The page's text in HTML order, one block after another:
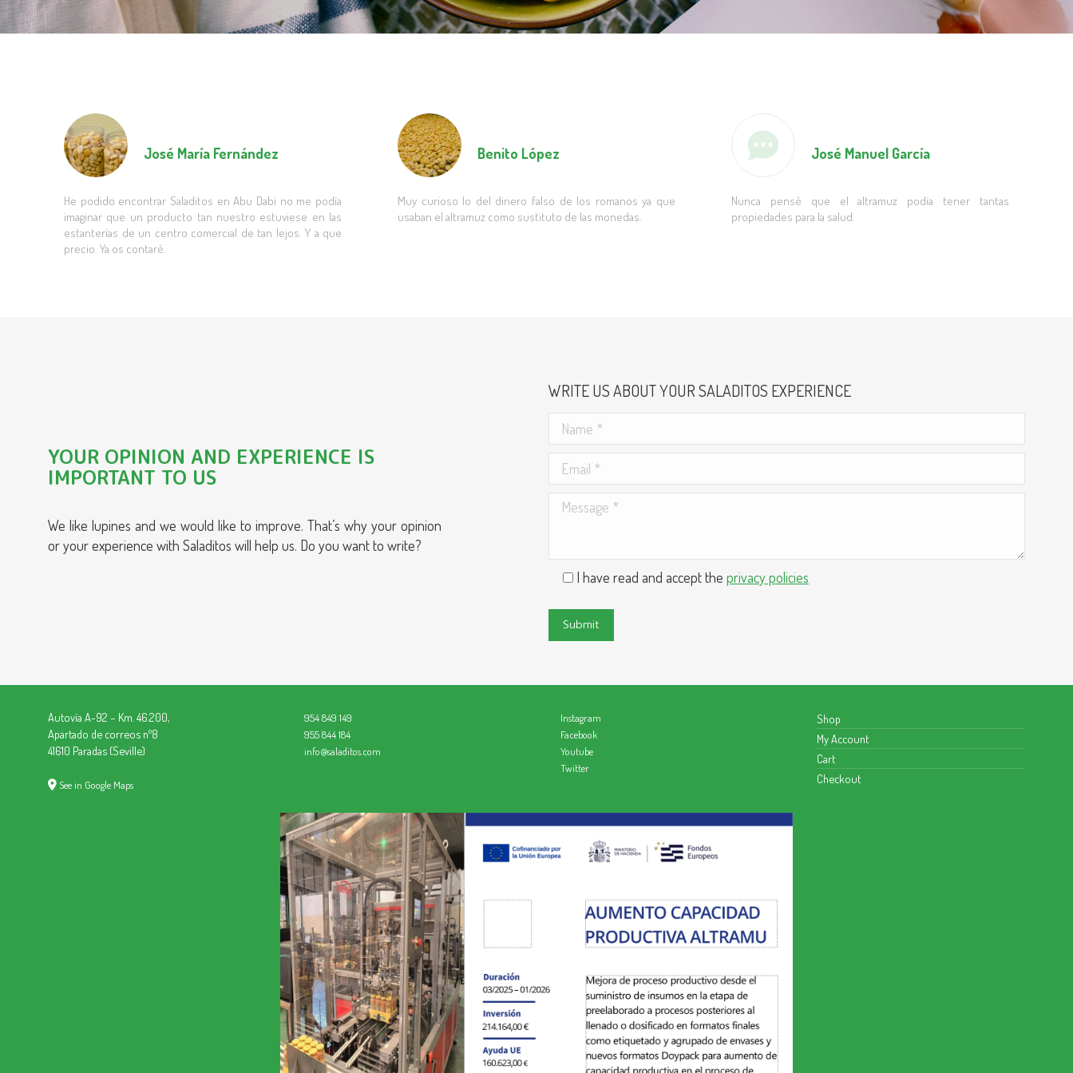
José María Fernández
He podido encontrar Saladitos en Abu Dabi no me podía
imaginar que un producto tan nuestro estuviese en las
estanterías de un centro comercial de tan lejos. Y a que
precio. Ya os contaré.
Benito López
Muy curioso lo del dinero falso de los romanos ya que
usaban el altramuz como sustituto de las monedas.
José Manuel García
Nunca pensé que el altramuz podía tener tantas
propiedades para la salud.
YOUR OPINION AND EXPERIENCE IS
IMPORTANT TO US
We like lupines and we would like to improve. That’s why your opinion
or your experience with Saladitos will help us. Do you want to write?
WRITE US ABOUT YOUR SALADITOS EXPERIENCE
I have read and accept the privacy policies
favor,
deja
Autovía A-92 – Km. 46.200,
Apartado de correos nº8
41610 Paradas (Seville)
See in Google Maps
954 849 149
955 844 184
info@saladitos.com
Instagram
Facebook
Youtube
Twitter
Shop
My Account
Cart
Checkout